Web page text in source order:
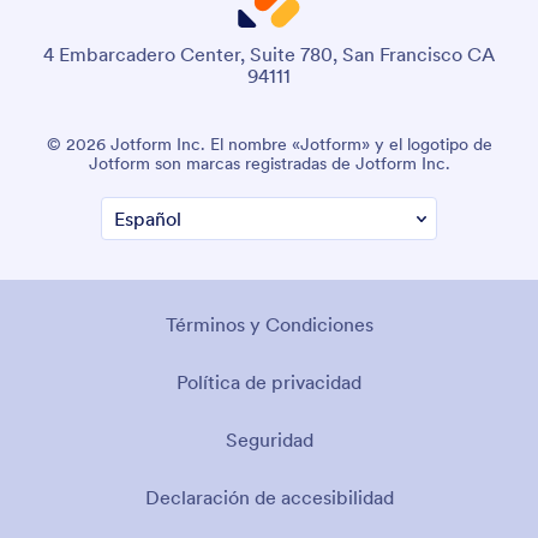
4 Embarcadero Center, Suite 780, San Francisco CA
94111
© 2026 Jotform Inc. El nombre «Jotform» y el logotipo de
Jotform son marcas registradas de Jotform Inc.
Términos y Condiciones
Política de privacidad
Seguridad
Declaración de accesibilidad